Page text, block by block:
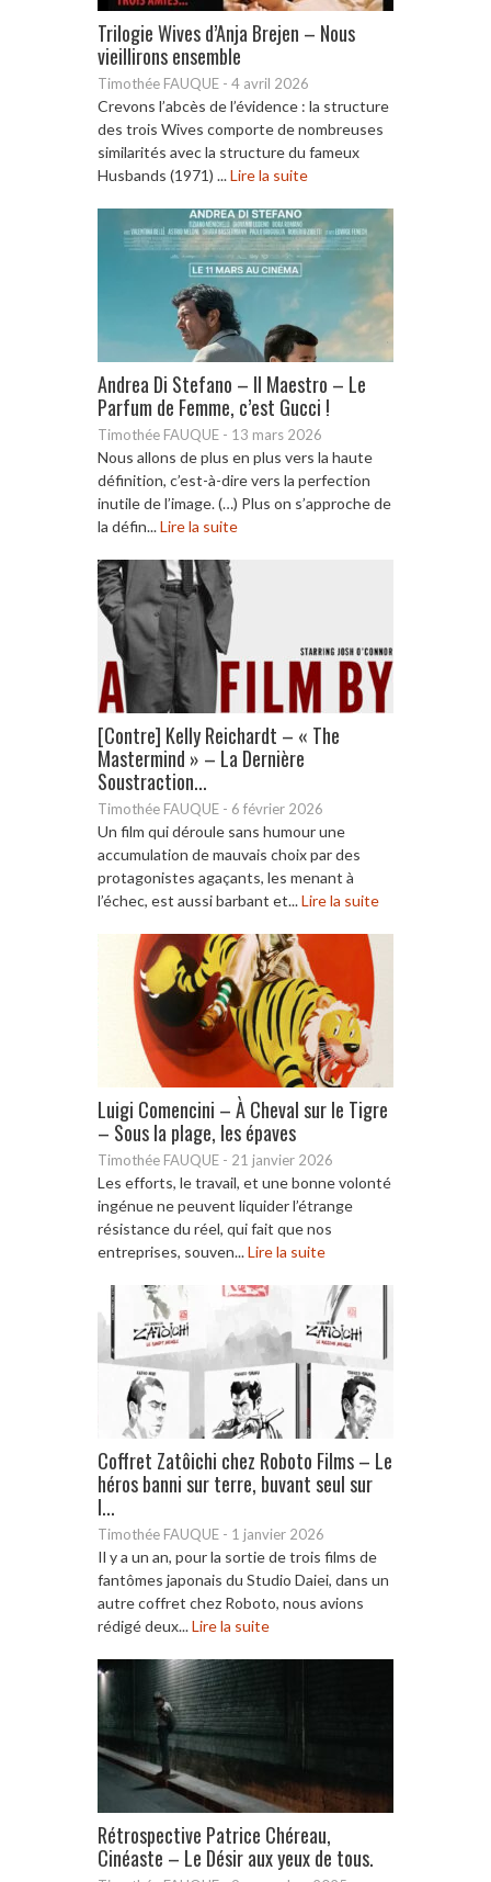
Trilogie Wives d’Anja Brejen – Nous
vieillirons ensemble
Timothée FAUQUE - 4 avril 2026
Crevons l’abcès de l’évidence : la structure
des trois Wives comporte de nombreuses
similarités avec la structure du fameux
Husbands (1971) ...Lire la suite
Andrea Di Stefano – Il Maestro – Le
Parfum de Femme, c’est Gucci !
Timothée FAUQUE - 13 mars 2026
Nous allons de plus en plus vers la haute
définition, c’est-à-dire vers la perfection
inutile de l’image. (…) Plus on s’approche de
la défin...Lire la suite
[Contre] Kelly Reichardt – « The
Mastermind » – La Dernière
Soustraction...
Timothée FAUQUE - 6 février 2026
Un film qui déroule sans humour une
accumulation de mauvais choix par des
protagonistes agaçants, les menant à
l’échec, est aussi barbant et...Lire la suite
Luigi Comencini – À Cheval sur le Tigre
– Sous la plage, les épaves
Timothée FAUQUE - 21 janvier 2026
Les efforts, le travail, et une bonne volonté
ingénue ne peuvent liquider l’étrange
résistance du réel, qui fait que nos
entreprises, souven...Lire la suite
Coffret Zatôichi chez Roboto Films – Le
héros banni sur terre, buvant seul sur
l...
Timothée FAUQUE - 1 janvier 2026
Il y a un an, pour la sortie de trois films de
fantômes japonais du Studio Daiei, dans un
autre coffret chez Roboto, nous avions
rédigé deux...Lire la suite
Rétrospective Patrice Chéreau,
Cinéaste – Le Désir aux yeux de tous.